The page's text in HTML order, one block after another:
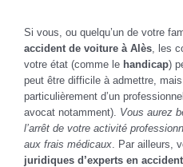
Si vous, ou quelqu’un de votre
accident de voiture à Alès , les
votre état (comme le handicap)
peut être difficile à admettre,
particulièrement d’un
avocat notamment). Vous aurez
l’arrêt de votre activité
aux frais médicaux . Par ailleurs,
juridiques d’experts en